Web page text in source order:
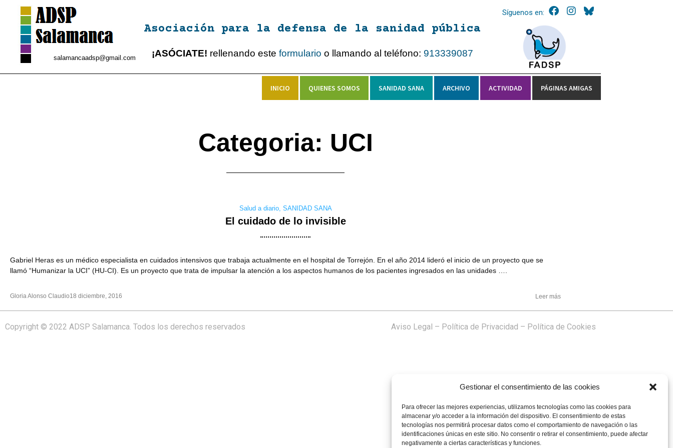
Gestionar el consentimiento de las cookies
Para ofrecer las mejores experiencias, utilizamos tecnologías como las cookies para
almacenar y/o acceder a la información del dispositivo. El consentimiento de estas
tecnologías nos permitirá procesar datos como el comportamiento de navegación o las
identificaciones únicas en este sitio. No consentir o retirar el consentimiento, puede afectar
negativamente a ciertas características y funciones.
salamancaadsp@gmail.com
Asociación para la defensa de la sanidad pública
¡ASÓCIATE! rellenando esteformulario o llamando al teléfono: 913339087
Síguenos en:
INICIO QUIENES SOMOS SANIDAD SANA ARCHIVO ACTIVIDAD PÁGINAS AMIGAS
Categoria: UCI
Salud a diario, SANIDAD SANA
El cuidado de lo invisible
Gabriel Heras es un médico especialista en cuidados intensivos que trabaja actualmente en el hospital de Torrejón. En el año 2014 lideró el inicio de un proyecto que se
llamó “Humanizar la UCI” (HU-CI). Es un proyecto que trata de impulsar la atención a los aspectos humanos de los pacientes ingresados en las unidades ….
Gloria Alonso Claudio18 diciembre, 2016 Leer más
Copyright © 2022 ADSP Salamanca. Todos los derechos reservados Aviso Legal – Política de Privacidad – Política de Cookies